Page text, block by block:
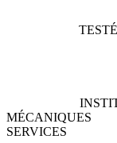
MÉCANIQUES
SERVICES